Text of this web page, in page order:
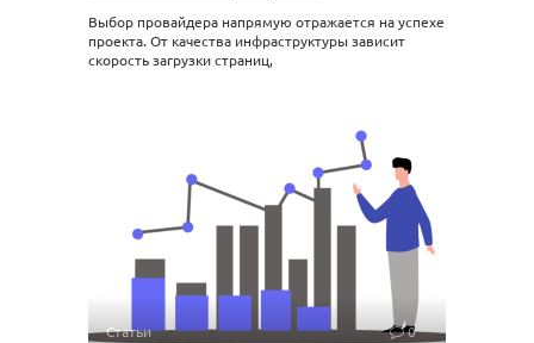
Выбор провайдера напрямую отражается на успехе
проекта. От качества инфраструктуры зависит
скорость загрузки страниц,
Статьи 0